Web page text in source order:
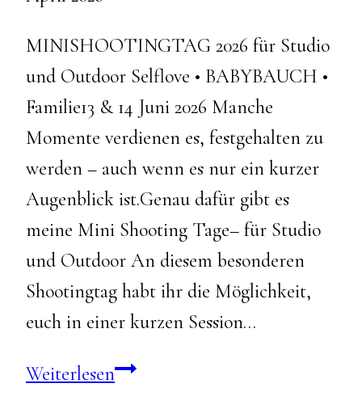
MINISHOOTINGTAG 2026 für Studio
und Outdoor Selflove • BABYBAUCH •
Familie13 & 14 Juni 2026 Manche
Momente verdienen es, festgehalten zu
werden – auch wenn es nur ein kurzer
Augenblick ist.Genau dafür gibt es
meine Mini Shooting Tage– für Studio
und Outdoor An diesem besonderen
Shootingtag habt ihr die Möglichkeit,
euch in einer kurzen Session…
WeiterlesenMinishootingtag-